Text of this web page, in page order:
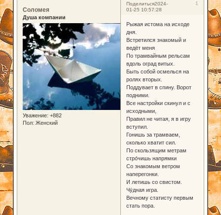
Поделиться 1
2024-
01-25 10:57:28
Соломея
Душа компании
Уважение: +882
Пол: Женский
Рыжая истома на исходе
дня.
Встретился знакомый и
ведёт меня
По трамвайным рельсам
вдоль оград витых.
Быть собой осмелься на
ролях вторых.
Поддувает в спину. Ворот
подними.
Все настройки скинул и с
исходными,
Правил не читая, я в игру
вступил.
Гонишь за трамваем,
сколько хватит сил.
По скользящим метрам
стро́чишь напрямки
Со знакомым ветром
наперегонки.
И летишь со свистом.
Чу́дная игра.
Вечному статисту первым
стать пора.